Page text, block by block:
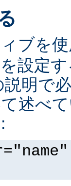
ブを
設定
明で
述べ